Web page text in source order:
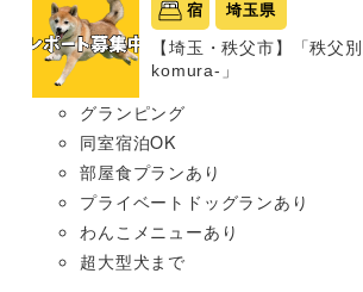
宿 埼玉県
【埼玉・秩父市】「秩父
komura-」
グランピング
同室宿泊OK
部屋食プランあり
プライベートドッグランあり
わんこメニューあり
超大型犬まで